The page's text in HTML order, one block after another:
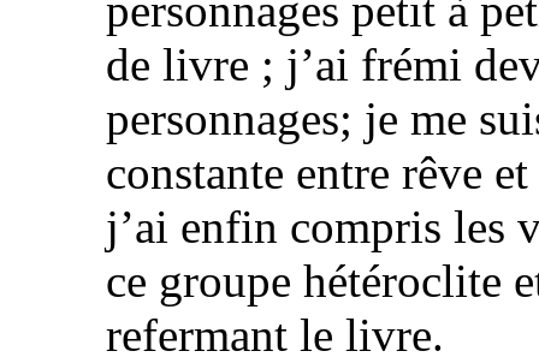
de livre ; j’ai frémi
personnages; je me
constante entre rêve
j’ai enfin compris les
ce groupe hétéroclite
refermant le livre.